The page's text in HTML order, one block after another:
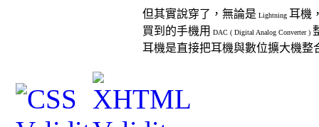
但其實說穿了，無論是 Lightning耳機
買到的手機用 DAC ( Digital Analog Converter )
耳機是直接把耳機與數位擴大機